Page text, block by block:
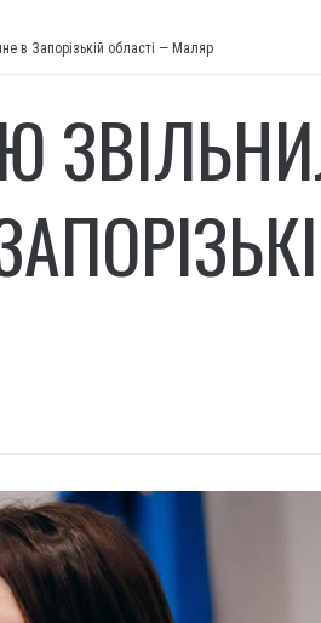
в Запорізькій області — Маляр